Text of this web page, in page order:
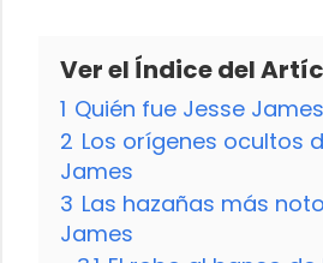
Ver el Índice del
1 Quién fue Jesse
2 Los orígenes ocultos
James
3 Las hazañas más
James